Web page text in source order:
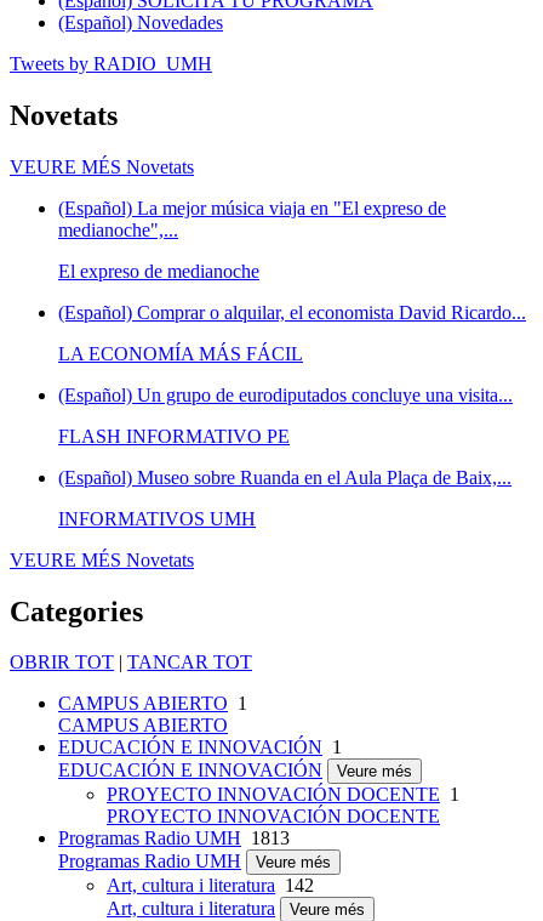
(Español) Novedades
Tweets by RADIO_UMH
Novetats
VEURE MÉS Novetats
(Español) La mejor música viaja en "El expreso de
medianoche",...
El expreso de medianoche
(Español) Comprar o alquilar, el economista David Ricardo...
LA ECONOMÍA MÁS FÁCIL
(Español) Un grupo de eurodiputados concluye una visita...
FLASH INFORMATIVO PE
(Español) Museo sobre Ruanda en el Aula Plaça de Baix,...
INFORMATIVOS UMH
VEURE MÉS Novetats
Categories
OBRIR TOT | TANCAR TOT
CAMPUS ABIERTO 1
CAMPUS ABIERTO
EDUCACIÓN E INNOVACIÓN 1
EDUCACIÓN E INNOVACIÓN
Veure més
PROYECTO INNOVACIÓN DOCENTE 1
PROYECTO INNOVACIÓN DOCENTE
Programas Radio UMH 1813
Programas Radio UMH
Veure més
Art, cultura i literatura 142
Art, cultura i literatura
Veure més